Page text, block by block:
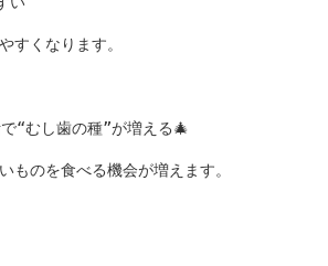
すくなります。
“むし歯の種”が増える🎄
ものを食べる機会が増えます。